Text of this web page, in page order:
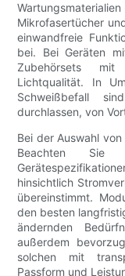
Mikrofasertücher
einwandfreie
bei. Bei Geräten
Zubehörsets mit
Lichtqualität. In
Schweißbefall
durchlassen, von
Bei der Auswahl
Beachten Sie
hinsichtlich
übereinstimmt.
den besten
ändernden
außerdem
solchen mit
Passform und